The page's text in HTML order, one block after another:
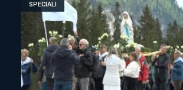
SPECIALI